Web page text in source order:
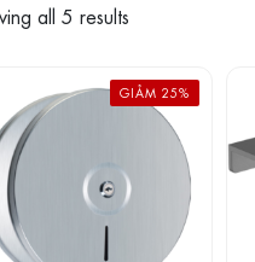
all 5 results
GIẢM 25%